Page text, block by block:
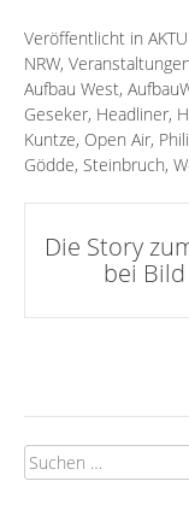
Veröffentlicht in
NRW, Veranstaltungen
Aufbau West,
Geseker, Headliner,
Kuntze, Open Air,
Gödde, Steinbruch,
Artikel-
Navigation
Die Story
bei Bild
Suchen
nach: